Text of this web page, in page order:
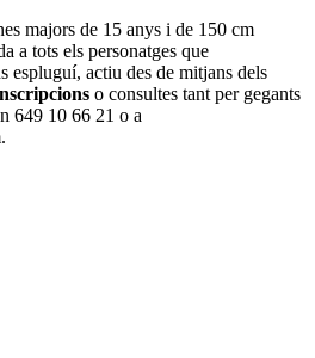
majors de 15 anys i de 150 cm
a tots els personatges que
espluguí, actiu des de mitjans dels
o consultes tant per gegants
649 10 66 21 o a